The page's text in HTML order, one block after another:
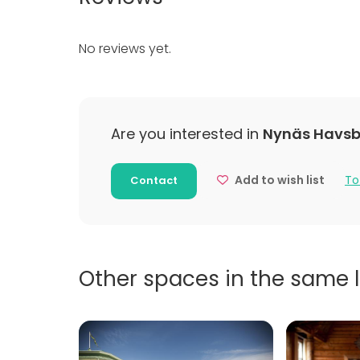
whiteboard, OH, telefon, blädderblock,
frukt, godis och vatten, vilket ingår i priset.
No reviews yet.
Are you interested in Nynäs
Contact Add to wish list
Other spaces in the same